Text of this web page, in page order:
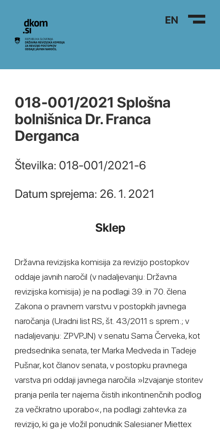
Na vsebino EN
018-001/2021 Splošna
bolnišnica Dr. Franca
Derganca
Številka: 018-001/2021-6
Datum sprejema: 26. 1. 2021
Sklep
Državna revizijska komisija za revizijo postopkov
oddaje javnih naročil (v nadaljevanju: Državna
revizijska komisija) je na podlagi 39. in 70. člena
Zakona o pravnem varstvu v postopkih javnega
naročanja (Uradni list RS, št. 43/2011 s sprem.; v
nadaljevanju: ZPVPJN) v senatu Sama Červeka, kot
predsednika senata, ter Marka Medveda in Tadeje
Pušnar, kot članov senata, v postopku pravnega
varstva pri oddaji javnega naročila »Izvajanje storitev
pranja perila ter najema čistih inkontinenčnih podlog
za večkratno uporabo«, na podlagi zahtevka za
revizijo, ki ga je vložil ponudnik Salesianer Miettex